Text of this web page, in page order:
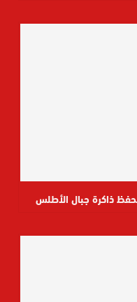
ذاكرة جبال الأطلس